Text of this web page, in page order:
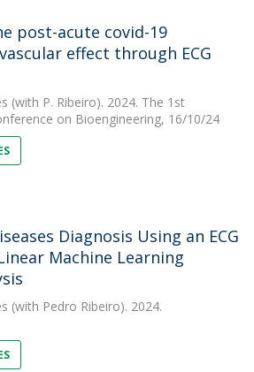
post-acute covid-19
effect through ECG
(with P. Ribeiro). 2024. The 1st
on Bioengineering, 16/10/24
Diagnosis Using an ECG
Machine Learning
(with Pedro Ribeiro). 2024.